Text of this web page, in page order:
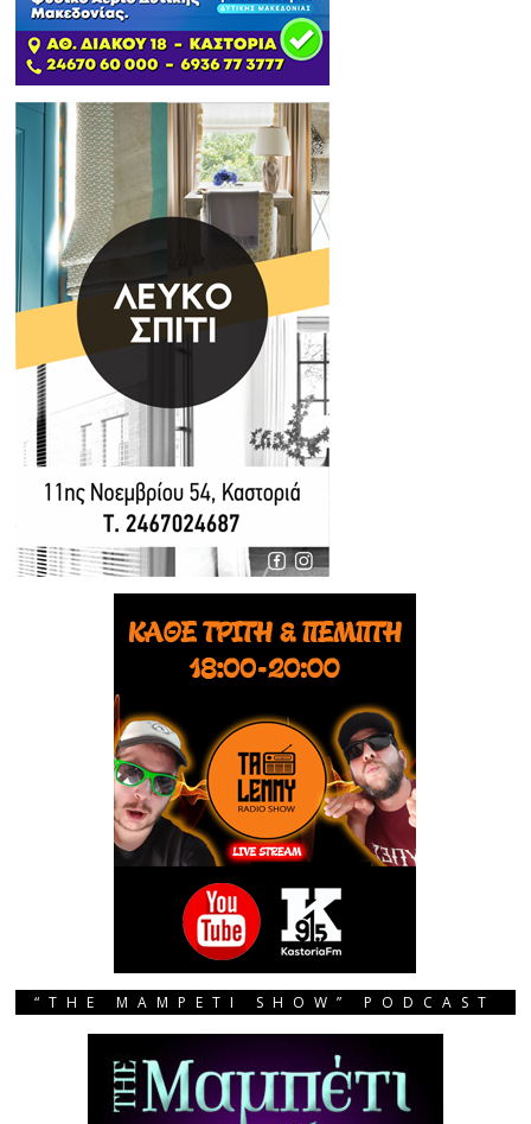
“THE MAMPETI SHOW” PODCAST